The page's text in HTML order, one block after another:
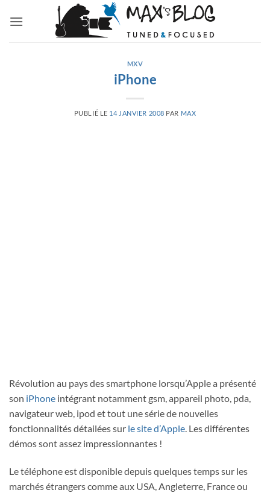
MXV
iPhone
PUBLIÉ LE 14 JANVIER 2008 PAR MAX
Révolution au pays des smartphone lorsqu’Apple a présenté
son iPhone intégrant notamment gsm, appareil photo, pda,
navigateur web, ipod et tout une série de nouvelles
fonctionnalités détailées sur le site d’Apple. Les différentes
démos sont assez impressionnantes !
Le téléphone est disponible depuis quelques temps sur les
marchés étrangers comme aux USA, Angleterre, France ou